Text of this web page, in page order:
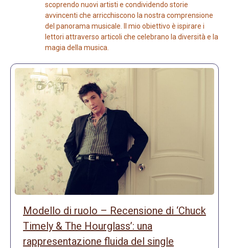
scoprendo nuovi artisti e condividendo storie
avvincenti che arricchiscono la nostra comprensione
del panorama musicale. Il mio obiettivo è ispirare i
lettori attraverso articoli che celebrano la diversità e la
magia della musica.
Modello di ruolo – Recensione di ‘Chuck
Timely & The Hourglass’: una
rappresentazione fluida del single